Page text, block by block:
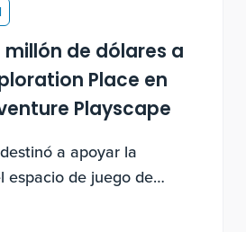
millón de dólares a
Place en
Playscape
a apoyar la
espacio de juego de